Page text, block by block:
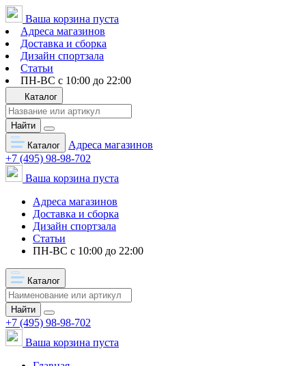
Ваша корзина пуста
Адреса магазинов
Доставка и сборка
Дизайн спортзала
Статьи
ПН-ВС с 10:00 до 22:00
Каталог
Найти
Каталог
Адреса магазинов
+7 (495) 98-98-702
Ваша корзина пуста
Адреса магазинов
Доставка и сборка
Дизайн спортзала
Статьи
ПН-ВС с 10:00 до 22:00
Каталог
Найти
+7 (495) 98-98-702
Ваша корзина пуста